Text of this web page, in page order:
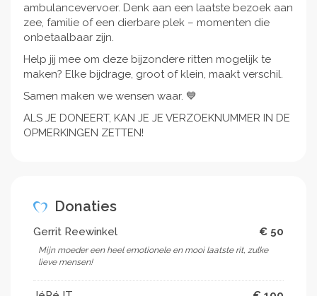
ambulancevervoer. Denk aan een laatste bezoek aan
zee, familie of een dierbare plek – momenten die
onbetaalbaar zijn.
Help jij mee om deze bijzondere ritten mogelijk te
maken? Elke bijdrage, groot of klein, maakt verschil.
Samen maken we wensen waar. 💙
ALS JE DONEERT, KAN JE JE VERZOEKNUMMER IN DE
OPMERKINGEN ZETTEN!
Donaties
Gerrit Reewinkel € 50
Mijn moeder een heel emotionele en mooi laatste rit, zulke
lieve mensen!